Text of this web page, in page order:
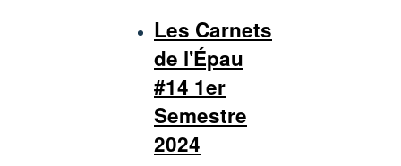
Les Carnets
de l'Épau
#14 1er
Semestre
2024